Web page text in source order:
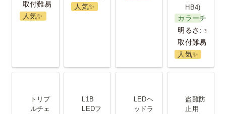
取付難易度: ★★★
人気✨️
人気✨️
HB4)
カラーチェン
明るさ: ★★★
取付難易度：
人気✨️
ェンジLED
フォグラン
トリプ
ルチェ
＜3色切り替
L1B
LEDフ
グランプ<レ
LEDヘ
ッドラ
ハンドルロ
盗難防
止用